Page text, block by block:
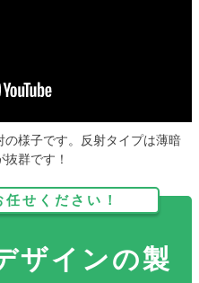
様子です。反射タイプは薄暗
群です！
せください！
ザインの製